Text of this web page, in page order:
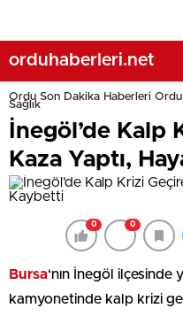
orduhaberleri.net
Ordu Son Dakika Haberleri
Sağlık
İnegöl’de Kalp
Kaza Yaptı,
0 0
Bursa‘nın İnegöl ilçesinde
kamyonetinde kalp krizi